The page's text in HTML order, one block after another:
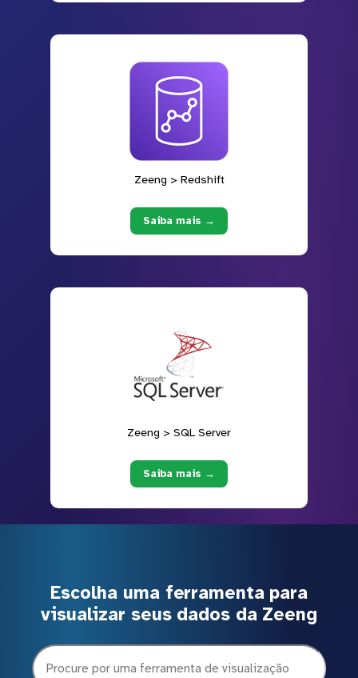
Zeeng > Redshift
Saiba mais →
Zeeng > SQL Server
Saiba mais →
Escolha uma ferramenta para
visualizar seus dados da Zeeng